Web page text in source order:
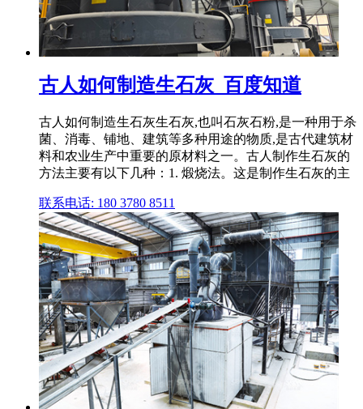
古人如何制造生石灰_百度知道
古人如何制造生石灰生石灰,也叫石灰石粉,是一种用于杀
菌、消毒、铺地、建筑等多种用途的物质,是古代建筑材
料和农业生产中重要的原材料之一。古人制作生石灰的
方法主要有以下几种：1. 煅烧法。这是制作生石灰的主
联系电话: 180 3780 8511